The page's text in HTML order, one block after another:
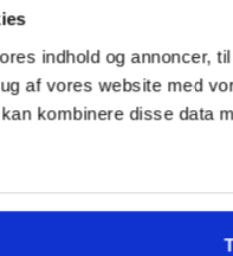
indhold og annoncer,
af vores website med
kombinere disse data